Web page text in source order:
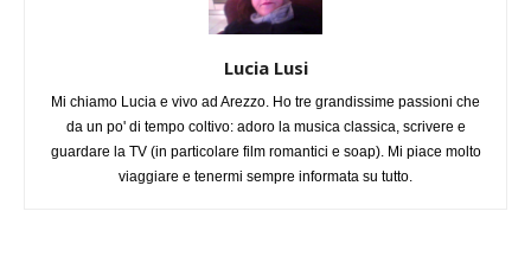
Lucia Lusi
Mi chiamo Lucia e vivo ad Arezzo. Ho tre grandissime passioni che
da un po' di tempo coltivo: adoro la musica classica, scrivere e
guardare la TV (in particolare film romantici e soap). Mi piace molto
viaggiare e tenermi sempre informata su tutto.